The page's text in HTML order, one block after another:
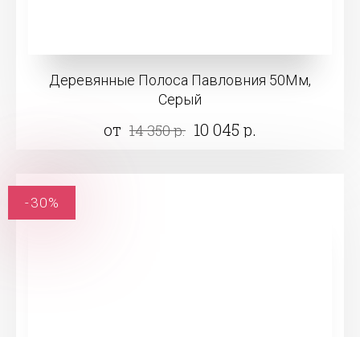
Деревянные Полоса Павловния 50Мм,
Серый
от 14 350 р. 10 045 р.
-30%